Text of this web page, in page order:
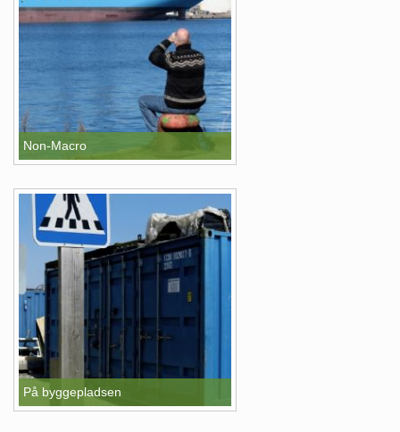
Non-Macro
På byggepladsen